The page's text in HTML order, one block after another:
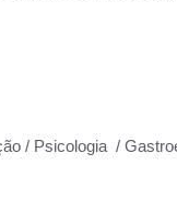
/ Psicologia /